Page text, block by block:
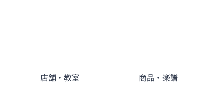
店舗・教室 商品・楽譜